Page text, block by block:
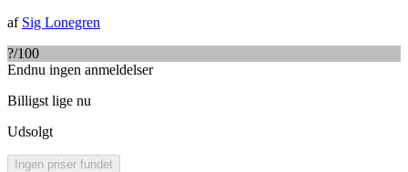
af Sig Lonegren
?/100
Endnu ingen anmeldelser
Billigst lige nu
Udsolgt
Ingen priser fundet